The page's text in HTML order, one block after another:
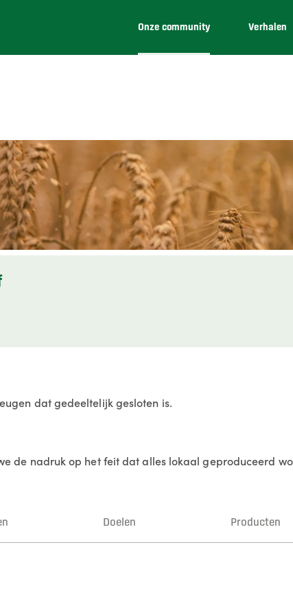
Onze community Verhalen
dat gedeeltelijk gesloten is.
de nadruk op het feit dat alles lokaal geproduceerd
Doelen Producten